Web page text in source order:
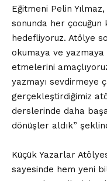
Eğitmeni Pelin
sonunda her çocuğun
hedefliyoruz. Atölye
okumaya ve
etmelerini
yazmayı sevdirmeye
gerçekleştirdiğimiz
derslerinde daha
dönüşler aldık”
Küçük Yazarlar
sayesinde hem yeni